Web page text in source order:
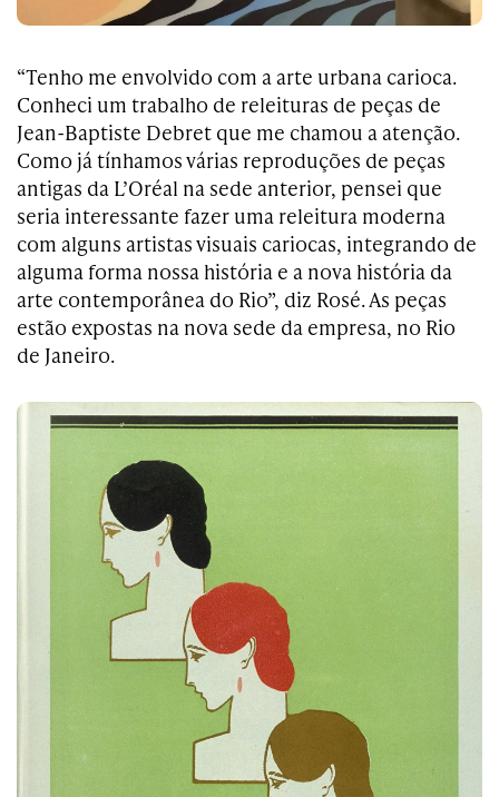
“Tenho me envolvido com a arte urbana carioca.
Conheci um trabalho de releituras de peças de
Jean-Baptiste Debret que me chamou a atenção.
Como já tínhamos várias reproduções de peças
antigas da L’Oréal na sede anterior, pensei que
seria interessante fazer uma releitura moderna
com alguns artistas visuais cariocas, integrando de
alguma forma nossa história e a nova história da
arte contemporânea do Rio”, diz Rosé. As peças
estão expostas na nova sede da empresa, no Rio
de Janeiro.